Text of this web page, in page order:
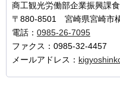
商工観光労働部企業振興課
〒880-8501 宮崎県宮崎市
電話： 0985-26-7095
ファクス：0985-32-4457
メールアドレス：